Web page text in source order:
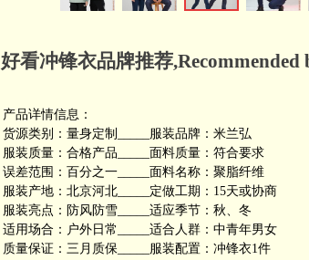
好看冲锋衣品牌推荐
产品详情信息：
货源类别：量身定制_____服装品牌：米兰弘
服装质量：合格产品_____面料质量：符合要求
误差范围：百分之一_____面料名称：聚脂纤维
服装产地：北京河北_____定做工期：15天或协商
服装亮点：防风防雪_____适应季节：秋、冬
适用场合：户外日常_____适合人群：中青年男女
质量保证：三月质保_____服装配置：冲锋衣1件